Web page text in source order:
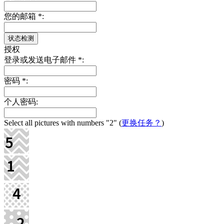
您的邮箱 *:
授权
登录或发送电子邮件 *:
密码 *:
个人密码:
Select all pictures with numbers "2" (更换任务？ )